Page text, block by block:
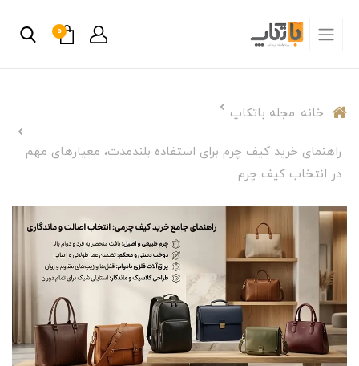
0
خانه مجله باتکاپ
راهنمای خرید کیف چرم برای استفاده بلندمدت، معیارهای مهم
در انتخاب کیف چرم